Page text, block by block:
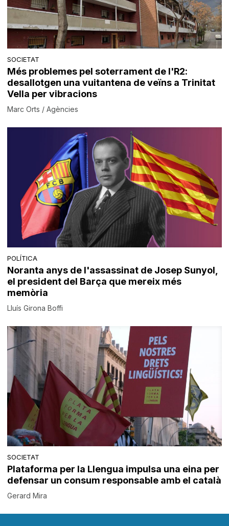
SOCIETAT
Més problemes pel soterrament de l'R2:
desallotgen una vuitantena de veïns a Trinitat
Vella per vibracions
Marc Orts / Agències
POLÍTICA
Noranta anys de l'assassinat de Josep Sunyol,
el president del Barça que mereix més
memòria
Lluís Girona Boffi
SOCIETAT
Plataforma per la Llengua impulsa una eina per
defensar un consum responsable amb el català
Gerard Mira